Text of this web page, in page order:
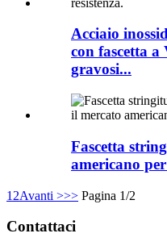
Acciaio
con fascetta
gravosi...
Fascetta
americano
1 2Avanti >>> Pagina 1/2
Contattaci